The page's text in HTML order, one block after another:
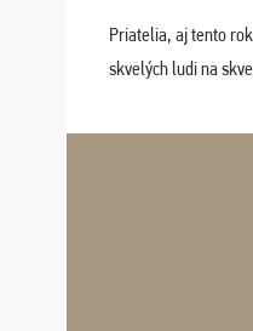
Priatelia, aj tento
skvelých ludi na
sa na budúci rok.